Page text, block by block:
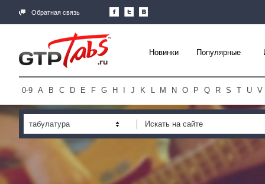
Обратная связь
Новинки Популярные
0-9 A B C D E F G H J K L M N O P Q R S T U V
табулатура